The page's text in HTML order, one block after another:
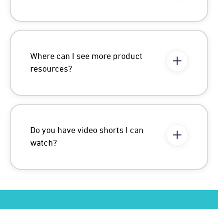
Where can I see more product
resources?
Do you have video shorts I can
watch?